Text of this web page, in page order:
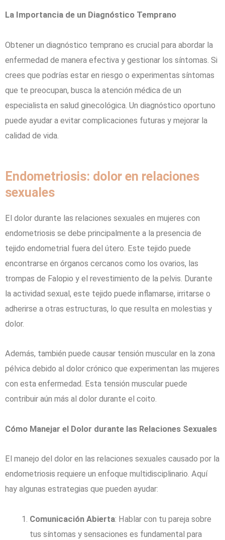
La Importancia de un Diagnóstico Temprano
Obtener un diagnóstico temprano es crucial para abordar la
enfermedad de manera efectiva y gestionar los síntomas. Si
crees que podrías estar en riesgo o experimentas síntomas
que te preocupan, busca la atención médica de un
especialista en salud ginecológica. Un diagnóstico oportuno
puede ayudar a evitar complicaciones futuras y mejorar la
calidad de vida.
Endometriosis: dolor en relaciones
sexuales
El dolor durante las relaciones sexuales en mujeres con
endometriosis se debe principalmente a la presencia de
tejido endometrial fuera del útero. Este tejido puede
encontrarse en órganos cercanos como los ovarios, las
trompas de Falopio y el revestimiento de la pelvis. Durante
la actividad sexual, este tejido puede inflamarse, irritarse o
adherirse a otras estructuras, lo que resulta en molestias y
dolor.
Además, también puede causar tensión muscular en la zona
pélvica debido al dolor crónico que experimentan las mujeres
con esta enfermedad. Esta tensión muscular puede
contribuir aún más al dolor durante el coito.
Cómo Manejar el Dolor durante las Relaciones Sexuales
El manejo del dolor en las relaciones sexuales causado por la
endometriosis requiere un enfoque multidisciplinario. Aquí
hay algunas estrategias que pueden ayudar:
Comunicación Abierta: Hablar con tu pareja sobre
tus síntomas y sensaciones es fundamental para